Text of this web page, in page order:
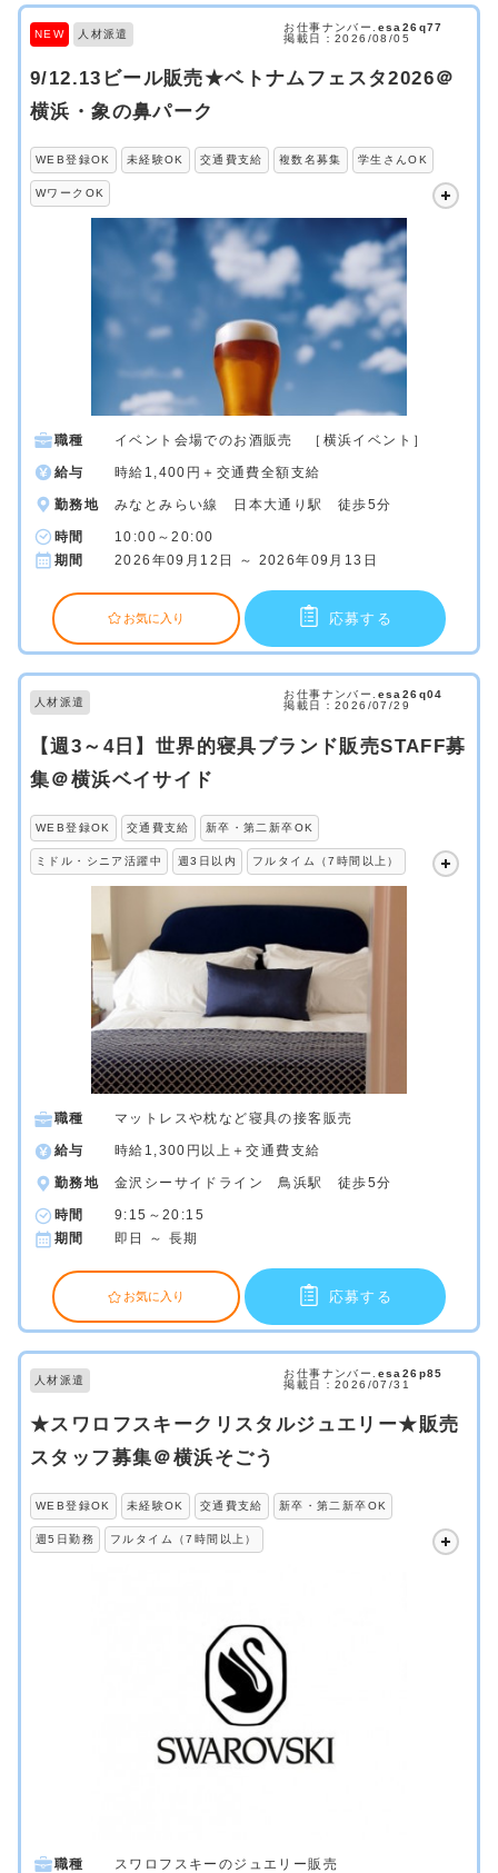
NEW 人材派遣
お仕事ナンバー. esa26q77
掲載日：2026/08/05
9/12.13ビール販売★ベトナムフェスタ2026＠
横浜・象の鼻パーク
WEB登録OK 未経験OK 交通費支給 複数名募集 学生さんOK
WワークOK
職種 イベント会場でのお酒販売 ［横浜イベント］
給与 時給1,400円＋交通費全額支給
勤務地 みなとみらい線 日本大通り駅 徒歩5分
時間
10:00～20:00
期間
2026年09月12日 ～ 2026年09月13日
お気に入り 応募する
人材派遣
お仕事ナンバー. esa26q04
掲載日：2026/07/29
【週3～4日】世界的寝具ブランド販売STAFF募
集＠横浜ベイサイド
WEB登録OK 交通費支給 新卒・第二新卒OK
ミドル・シニア活躍中 週3日以内 フルタイム（7時間以上）
職種 マットレスや枕など寝具の接客販売
給与 時給1,300円以上＋交通費支給
勤務地 金沢シーサイドライン 鳥浜駅 徒歩5分
時間
9:15～20:15
期間
即日 ～ 長期
お気に入り 応募する
人材派遣
お仕事ナンバー. esa26p85
掲載日：2026/07/31
★スワロフスキークリスタルジュエリー★販売
スタッフ募集＠横浜そごう
WEB登録OK 未経験OK 交通費支給 新卒・第二新卒OK
週5日勤務 フルタイム（7時間以上）
職種 スワロフスキーのジュエリー販売